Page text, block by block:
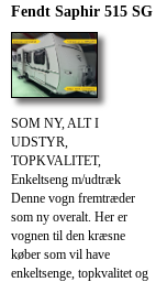
Fendt Saphir 515 SG
SOM NY, ALT I
UDSTYR,
TOPKVALITET,
Enkeltseng m/udtræk
Denne vogn fremtræder
som ny overalt. Her er
vognen til den kræsne
køber som vil have
enkeltsenge, topkvalitet og